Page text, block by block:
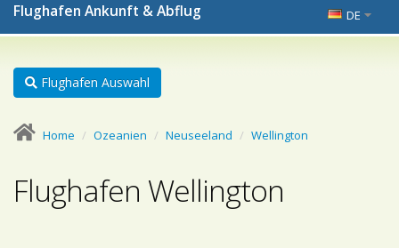
Flughafen Ankunft & Abflug DE
Flughafen Auswahl
Home Ozeanien Neuseeland Wellington
Flughafen Wellington